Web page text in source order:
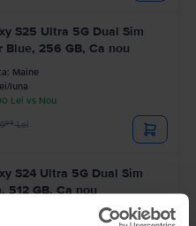
S25 Ultra 5G Dual Sim
Blue, 256 GB, Ca nou
Maine
luna
Lei vs Nou
99Lei
S24 Ultra 5G Dual Sim
512 GB, Ca nou